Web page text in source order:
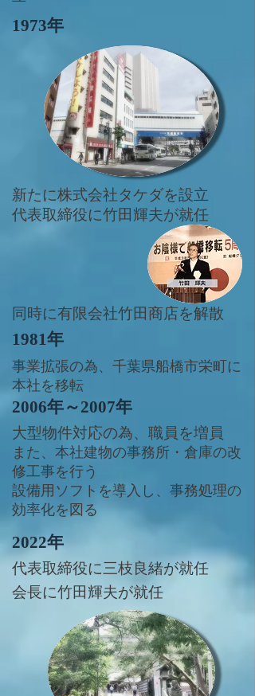
1973年
新たに株式会社タケダを設立
​代表取締役に竹田輝夫が就任
同時に有限会社竹田商店を解散
1981年
事業拡張の為、千葉県船橋市栄町に
本社を移転
2006年～2007年
大型物件対応の為、職員を増員
また、本社建物の事務所・倉庫の改
修工事を行う
設備用ソフトを導入し、事務処理の
効率化を図る
2022年
​代表取締役に三枝良緒が就任
​会長に竹田輝夫が就任